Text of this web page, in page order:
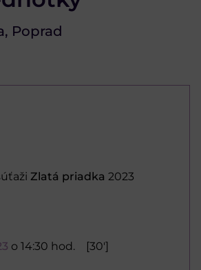
Poprad
Zlatá priadka 2023
o 14:30 hod.
[30']